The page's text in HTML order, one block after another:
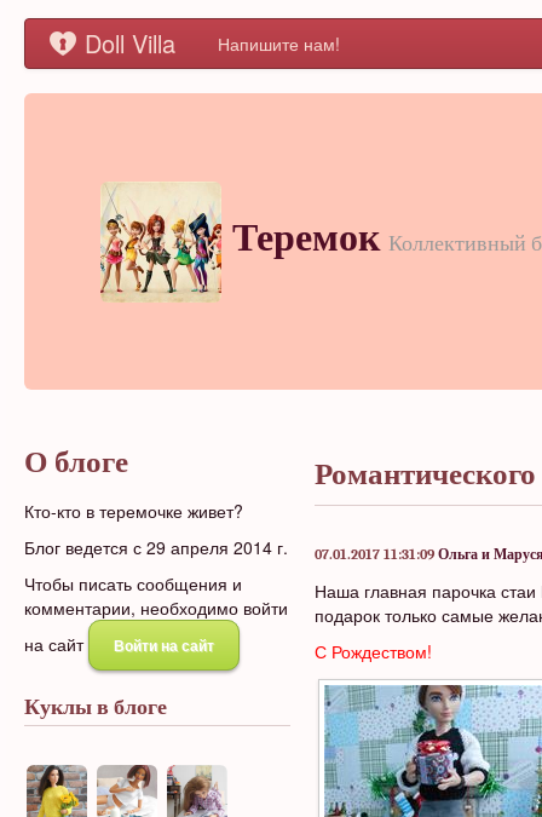
Doll Villa Напишите нам!
Теремок Коллективный
О блоге
Кто-кто в теремочке живет?
Блог ведется с 29 апреля 2014 г.
Чтобы писать сообщения и
комментарии, необходимо войти
на сайт
Войти на сайт
Куклы в блоге
07.01.2017 11:31:09 Ольга и
Наша главная парочка стаи
подарок только самые
С Рождеством!